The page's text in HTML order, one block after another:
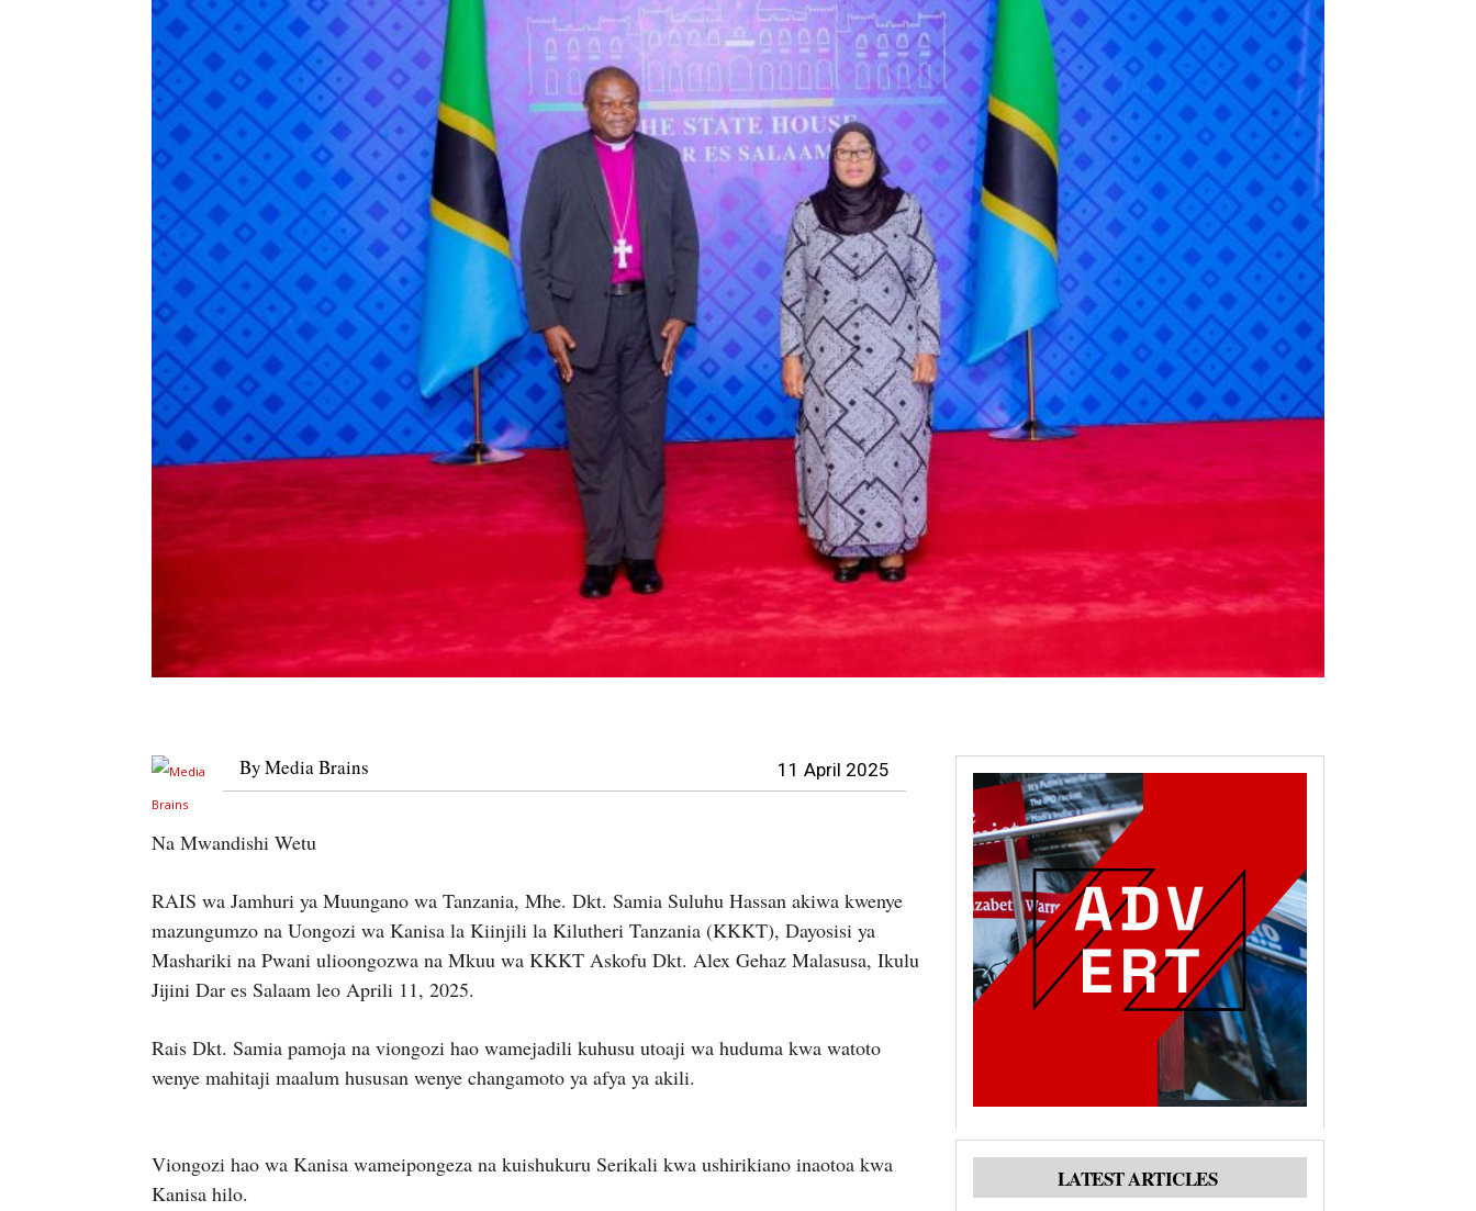
ByMedia Brains 11 April 2025
Na Mwandishi Wetu
RAIS wa Jamhuri ya Muungano wa Tanzania, Mhe. Dkt. Samia Suluhu Hassan akiwa kwenye
mazungumzo na Uongozi wa Kanisa la Kiinjili la Kilutheri Tanzania (KKKT), Dayosisi ya
Mashariki na Pwani ulioongozwa na Mkuu wa KKKT Askofu Dkt. Alex Gehaz Malasusa, Ikulu
Jijini Dar es Salaam leo Aprili 11, 2025.
Rais Dkt. Samia pamoja na viongozi hao wamejadili kuhusu utoaji wa huduma kwa watoto
wenye mahitaji maalum hususan wenye changamoto ya afya ya akili.
Viongozi hao wa Kanisa wameipongeza na kuishukuru Serikali kwa ushirikiano inaotoa kwa
Kanisa hilo.
LATEST ARTICLES